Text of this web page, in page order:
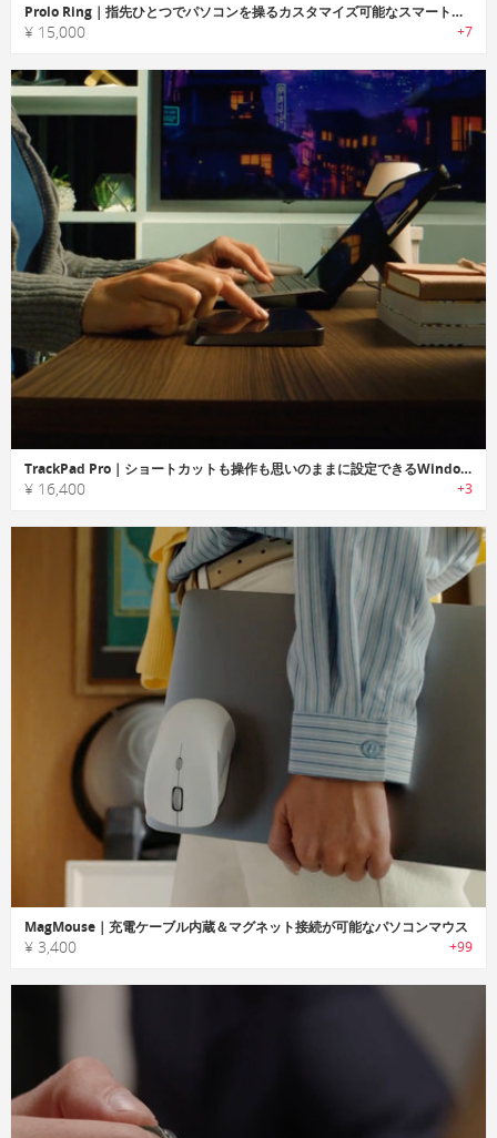
Prolo Ring｜指先ひとつでパソコンを操るカスタマイズ可能なスマートリング
¥ 15,000 +7
TrackPad Pro｜ショートカットも操作も思いのままに設定できるWindowsトラックパッド
¥ 16,400 +3
MagMouse｜充電ケーブル内蔵＆マグネット接続が可能なパソコンマウス
¥ 3,400 +99